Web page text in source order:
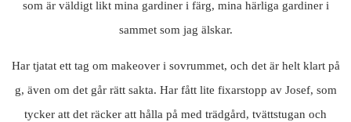
som är väldigt likt mina gardiner i färg, mina härliga gardiner i
sammet som jag älskar.
Har tjatat ett tag om makeover i sovrummet, och det är helt klart på
g, även om det går rätt sakta. Har fått lite fixarstopp av Josef, som
tycker att det räcker att hålla på med trädgård, tvättstugan och